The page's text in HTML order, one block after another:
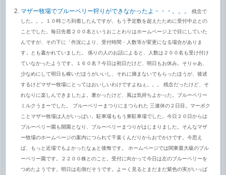
マザー牧場でブルーベリー狩りができなかったよ・・・。。。 残念で
した。。。１０時ごろ到着したんですが、もう予定数を超えたために受付中止との
ことでした。毎日先着２００名というおことわりはホームページ上で目にしていた
んですが、その下に「作況により、受付時間・人数等が変更になる場合がありま
す」とも書かれていました。 係りの人のお話によると、人数は２００名も受け付け
ていなかったようです。１６０名？今日は初日だけど、明日もお休み。そりゃあ、
少なめにして明日も稼いだほうがいいし、それに摘まないでもらったほうが、後述
するけどマザー牧場にとってはおいしいわけですよねぇ。。。 残念だったけど、そ
れなりに楽しんできましたよ。暑かったけど、風は気持ちよかった。ブルーベリー
ミルクうまーでした。 ブルーベリーまつりにまつられた 三連休の２日目。マーボク
ことマザー牧場は人がいっぱい。駐車場ももう東駐車場でした。今日２０日からは
ブルーベリー園も開園となり、ブルーベリーまつりがはじまりました。そんなマザ
ー牧場のホームページの案内につられて千葉くんだりからおでかけです。今思え
ば、もっと近場でもよかったなぁと後悔です。 ホームページでは関東最大級のブル
ーベリー園です。２２００株とのこと。受付に向かって今日は左のブルーベリーを
つめたようです。明日は右側だそうです。よーく見るとまだまだ紫色の実がいっぱ